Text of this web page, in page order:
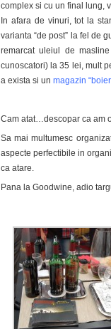
complex si cu un final lung,
In afara de vinuri, tot la
varianta “de post” la fel de
remarcat uleiul de
cunoscatori) la 35 lei, mult
a exista si un magazin
Cam atat…descopar ca am
Sa mai multumesc
aspecte perfectibile in
ca atare.
Pana la Goodwine, adio